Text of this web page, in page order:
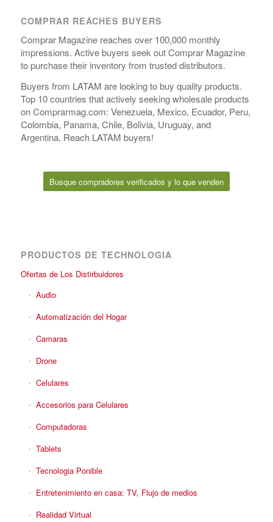
COMPRAR REACHES BUYERS
Comprar Magazine reaches over 100,000 monthly
impressions. Active buyers seek out Comprar Magazine
to purchase their inventory from trusted distributors.
Buyers from LATAM are looking to buy quality products.
Top 10 countries that actively seeking wholesale products
on Comprarmag.com: Venezuela, Mexico, Ecuador, Peru,
Colombia, Panama, Chile, Bolivia, Uruguay, and
Argentina. Reach LATAM buyers!
Busque compradores verificados y lo que venden
PRODUCTOS DE TECHNOLOGIA
Ofertas de Los Distirbuidores
Audio
Automatización del Hogar
Camaras
Drone
Celulares
Accesorios para Celulares
Computadoras
Tablets
Tecnologia Ponible
Entretenimiento en casa: TV, Flujo de medios
Realidad Virtual